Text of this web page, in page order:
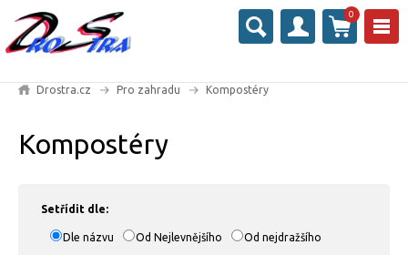
0
Drostra.cz Pro zahradu Kompostéry
Kompostéry
Setřídit dle:
Dle názvu Od Nejlevnějšího Od nejdražšího